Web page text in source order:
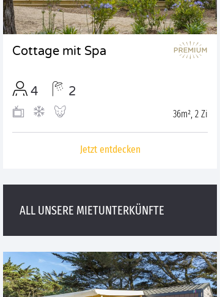
Cottage mit Spa
4 2
36m², 2 Zi
Jetzt entdecken
ALL UNSERE MIETUNTERKÜNFTE